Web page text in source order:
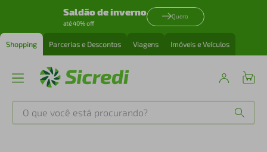
Saldão de inverno
até 40% off
Quero
Shopping Parcerias e Descontos Viagens Imóveis e Veículos
O que você está procurando?